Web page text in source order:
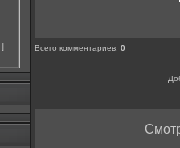
] Всего комментариев:0